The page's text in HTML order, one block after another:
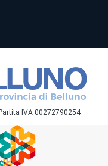
IVA 00272790254